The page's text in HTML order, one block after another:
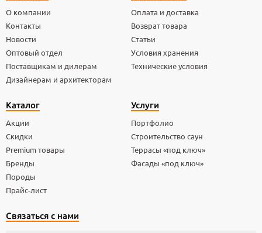
О компании
Контакты
Новости
Оптовый отдел
Поставщикам и дилерам
Дизайнерам и архитекторам
Оплата и доставка
Возврат товара
Статьи
Условия хранения
Технические условия
Каталог
Акции
Скидки
Premium товары
Бренды
Породы
Прайс-лист
Услуги
Портфолио
Строительство саун
Террасы «под ключ»
Фасады «под ключ»
Связаться с нами